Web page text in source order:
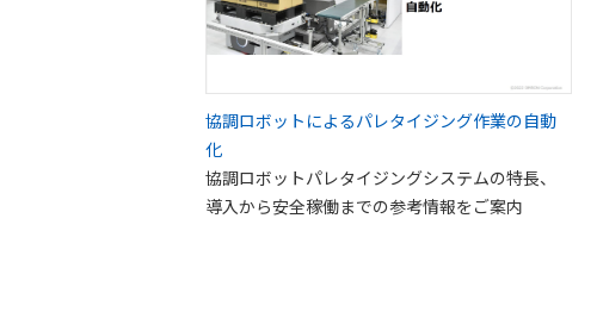
協調ロボットによるパレタイジング作業の自動
化
協調ロボットパレタイジングシステムの特長、
導入から安全稼働までの参考情報をご案内